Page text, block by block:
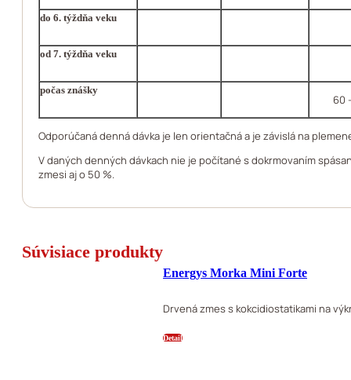
do 6. týždňa veku
od 7. týždňa veku
počas znášky
60
Odporúčaná denná dávka je len orientačná a je závislá na
V daných denných dávkach nie je počítané s dokrmovaním
zmesi aj o 50 %.
Súvisiace produkty
Energys Morka Mini Forte
Drvená zmes s kokcidiostatikami na
Detail